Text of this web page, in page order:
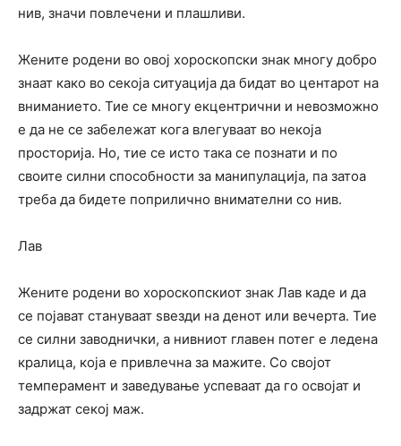
нив, значи повлечени и плашливи.
Жените родени во овој хороскопски знак многу добро
знаат како во секоја ситуација да бидат во центарот на
вниманието. Тие се многу екцентрични и невозможно
е да не се забележат кога влегуваат во некоја
просторија. Но, тие се исто така се познати и по
своите силни способности за манипулација, па затоа
треба да бидете поприлично внимателни со нив.
Лав
Жените родени во хороскопскиот знак Лав каде и да
се појават стануваат ѕвезди на денот или вечерта. Тие
се силни заводнички, а нивниот главен потег е ледена
кралица, која е привлечна за мажите. Со својот
темперамент и заведување успеваат да го освојат и
задржат секој маж.